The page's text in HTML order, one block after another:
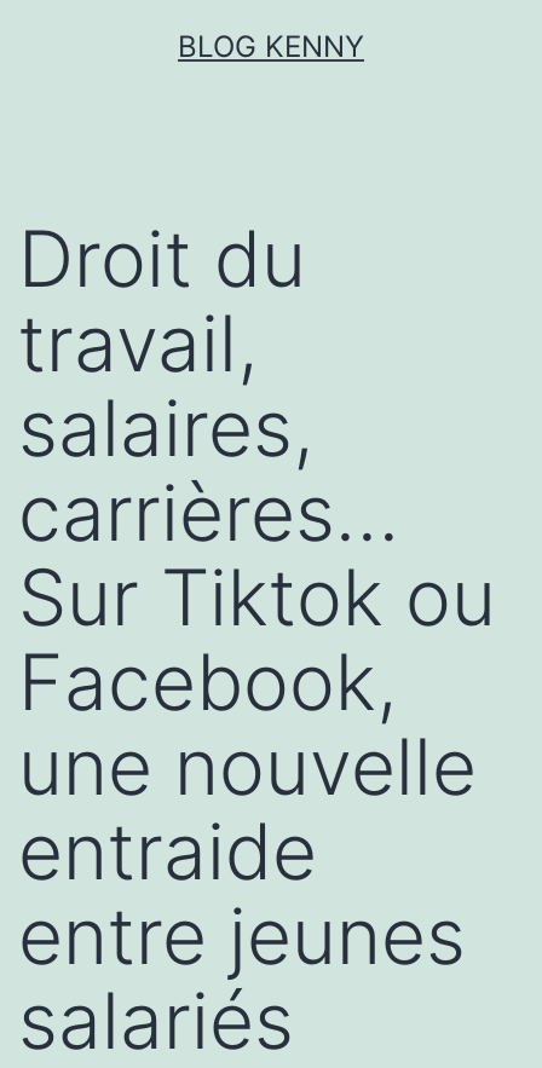
BLOG KENNY
Droit du
travail,
salaires,
carrières…
Sur Tiktok ou
Facebook,
une nouvelle
entraide
entre jeunes
salariés